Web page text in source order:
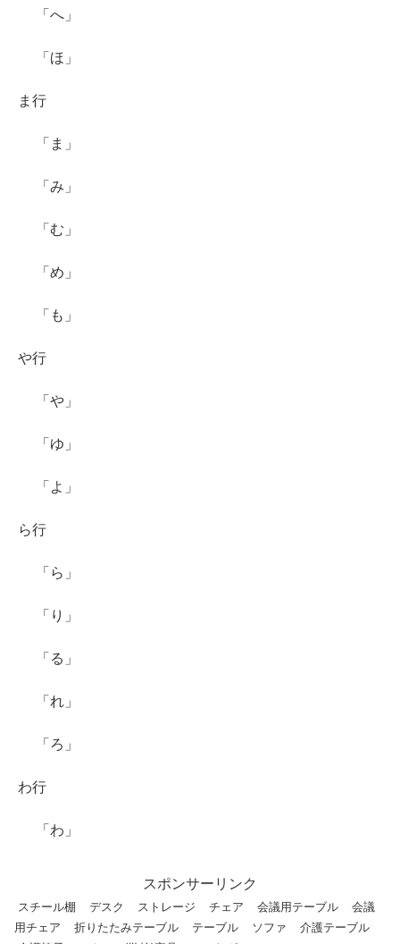
「へ」
「ほ」
ま行
「ま」
「み」
「む」
「め」
「も」
や行
「や」
「ゆ」
「よ」
ら行
「ら」
「り」
「る」
「れ」
「ろ」
わ行
「わ」
スポンサーリンク
スチール棚 デスク ストレージ チェア 会議用テーブル
会議
用チェア
折りたたみテーブル テーブル ソファ
介護テーブル